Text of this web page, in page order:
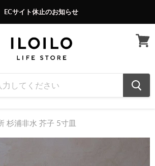
ECサイト休止のお知らせ
を
見
る
杉浦非水 芥子 5寸皿